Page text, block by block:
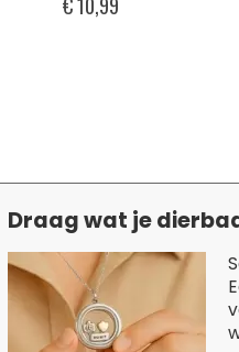
€ 10,99
Draag wat je